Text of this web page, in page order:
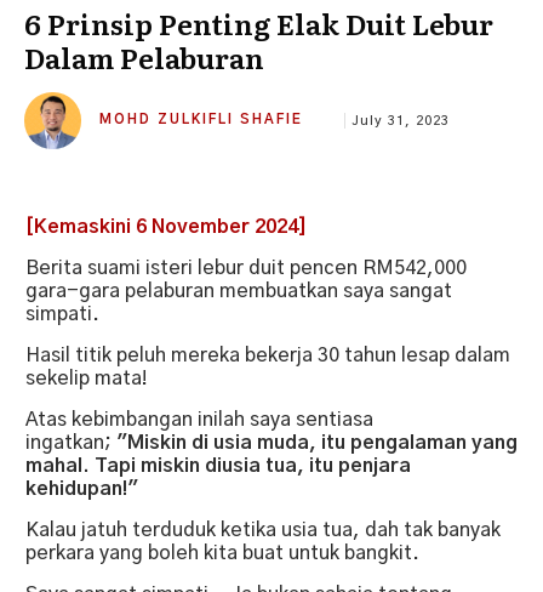
6 Prinsip Penting Elak Duit Lebur
Dalam Pelaburan
MOHD ZULKIFLI SHAFIE July 31, 2023
[Kemaskini 6 November 2024]
Berita suami isteri lebur duit pencen RM542,000
gara-gara pelaburan membuatkan saya sangat
simpati.
Hasil titik peluh mereka bekerja 30 tahun lesap dalam
sekelip mata!
Atas kebimbangan inilah saya sentiasa
ingatkan; "Miskin di usia muda, itu pengalaman yang
mahal. Tapi miskin diusia tua, itu penjara
kehidupan!"
Kalau jatuh terduduk ketika usia tua, dah tak banyak
perkara yang boleh kita buat untuk bangkit.